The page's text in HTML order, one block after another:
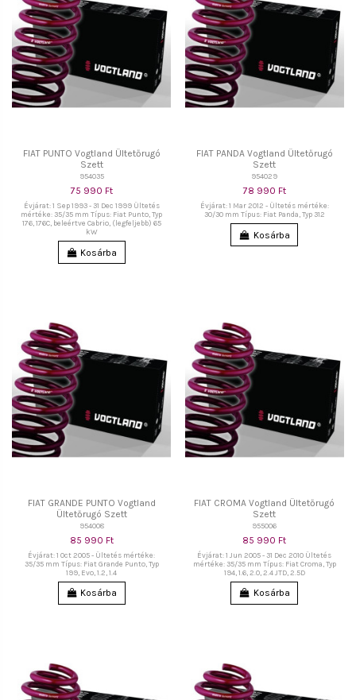
FIAT PUNTO Vogtland Ültetőrugó
Szett
954035
75 990 Ft
Évjárat: 1 Sep 1993 - 31 Dec 1999 Ültetés
mértéke: 35/35 mm Típus: Fiat Punto, Typ
176, 176C, beleértve Cabrio, (legfeljebb) 65
kW
Kosárba
FIAT PANDA Vogtland Ültetőrugó
Szett
954029
78 990 Ft
Évjárat: 1 Mar 2012 - Ültetés mértéke:
30/30 mm Típus: Fiat Panda, Typ 312
Kosárba
FIAT GRANDE PUNTO Vogtland
Ültetőrugó Szett
954008
85 990 Ft
Évjárat: 1 Oct 2005 - Ültetés mértéke:
35/35 mm Típus: Fiat Grande Punto, Typ
199, Evo, 1.2, 1.4
Kosárba
FIAT CROMA Vogtland Ültetőrugó
Szett
955006
85 990 Ft
Évjárat: 1 Jun 2005 - 31 Dec 2010 Ültetés
mértéke: 35/35 mm Típus: Fiat Croma, Typ
194, 1.6, 2.0, 2.4 JTD, 2.5D
Kosárba